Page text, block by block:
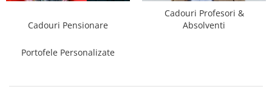
Cadouri Pensionare
Cadouri Profesori &
Absolventi
Portofele Personalizate